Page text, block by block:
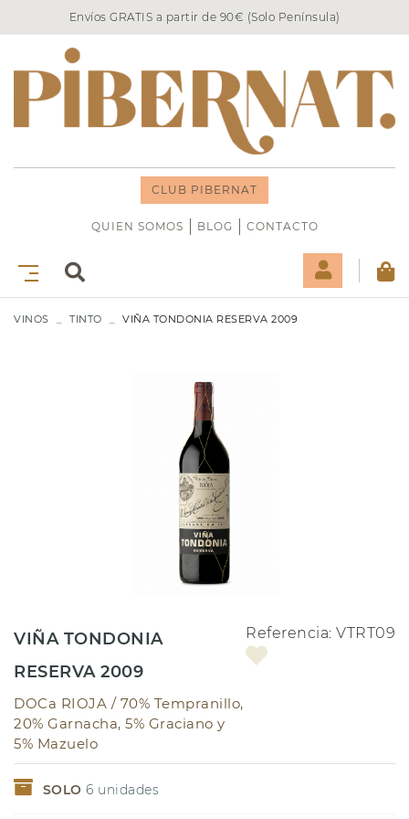
Envíos GRATIS a partir de 90€ (Solo Península)
CLUB PIBERNAT
QUIEN SOMOS BLOG CONTACTO
VINOS TINTO VIÑA TONDONIA RESERVA 2009
VIÑA TONDONIA
RESERVA 2009
DOCa RIOJA / 70% Tempranillo,
20% Garnacha, 5% Graciano y
5% Mazuelo
Referencia: VTRT09
SOLO 6 unidades